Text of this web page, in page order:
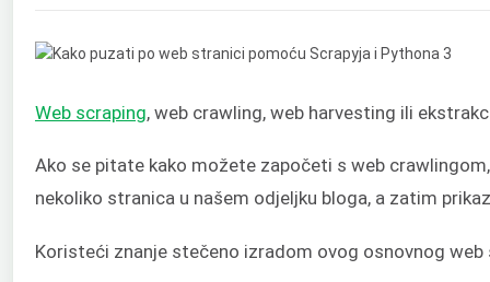
Web scraping, web crawling, web harvesting ili
Ako se pitate kako možete započeti s web
nekoliko stranica u našem odjeljku bloga, a zatim
Koristeći znanje stečeno izradom ovog osnovnog